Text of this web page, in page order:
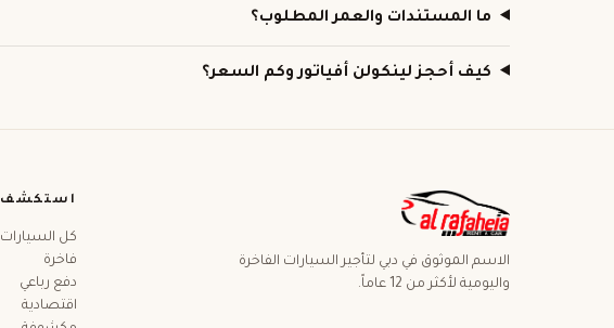
ما المستندات والعمر المطلوب؟
كيف أحجز لينكولن أفياتور وكم السعر؟
الاسم الموثوق في دبي لتأجير السيارات الفاخرة
واليومية لأكثر من 12 عاماً.
استكشف
كل السيارات
فاخرة
دفع رباعي
اقتصادية